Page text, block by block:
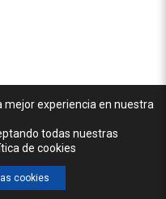
experiencia en nuestra
todas nuestras
de cookies
cookies